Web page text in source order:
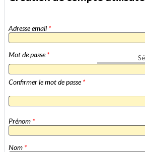
Adresse email *
Mot de passe*
Confirmer le mot de passe*
Prénom *
Nom *